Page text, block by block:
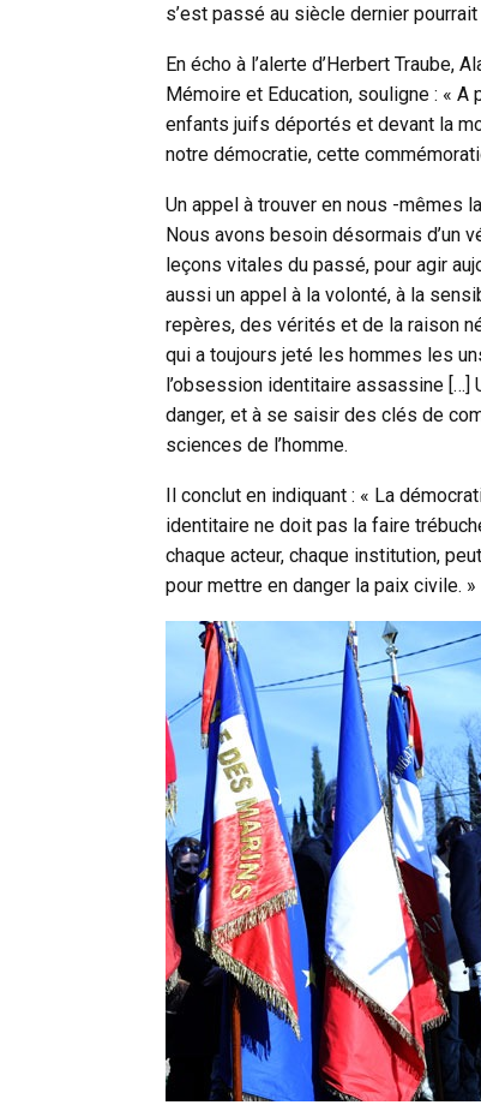
s’est passé au siècle dernier
En écho à l’alerte d’Herbert Traube,
Mémoire et Education, souligne : «
enfants juifs déportés et devant la
notre démocratie, cette
Un appel à trouver en nous -mêmes
Nous avons besoin désormais d’un
leçons vitales du passé, pour agir
aussi un appel à la volonté, à la
repères, des vérités et de la raison
qui a toujours jeté les hommes les
l’obsession identitaire assassine […]
danger, et à se saisir des clés de
sciences de l’homme.
Il conclut en indiquant : « La
identitaire ne doit pas la faire
chaque acteur, chaque institution,
pour mettre en danger la paix civile. »